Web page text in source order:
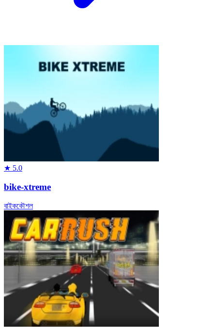
★ 5.0
bike-xtreme
বাইককৌশল